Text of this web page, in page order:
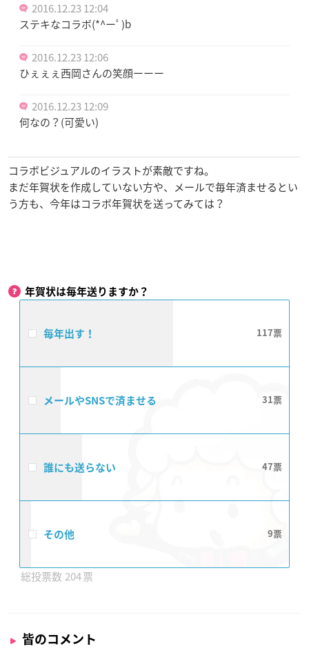
2016.12.23 12:04
ステキなコラボ(*^ーﾟ)b
2016.12.23 12:06
ひぇぇぇ西岡さんの笑顔ーーー
2016.12.23 12:09
何なの？(可愛い)
コラボビジュアルのイラストが素敵ですね。
まだ年賀状を作成していない方や、メールで毎年済ませるとい
う方も、今年はコラボ年賀状を送ってみては？
年賀状は毎年送りますか？
毎年出す！ 117
メールやSNSで済ませる 31
誰にも送らない 47
その他 9
204
皆のコメント